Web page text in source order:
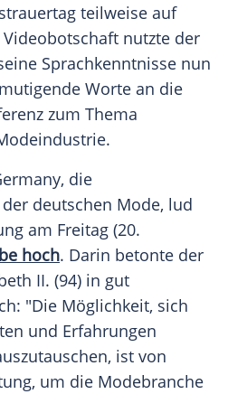
teilweise auf
Videobotschaft nutzte der
Sprachkenntnisse nun
Worte an die
zum Thema
, die
deutschen Mode, lud
am Freitag (20.
hoch. Darin betonte der
II. (94) in gut
"Die Möglichkeit, sich
und Erfahrungen
ist von
um die Modebranche